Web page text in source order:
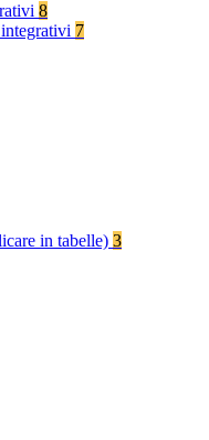
8
7
in tabelle) 3